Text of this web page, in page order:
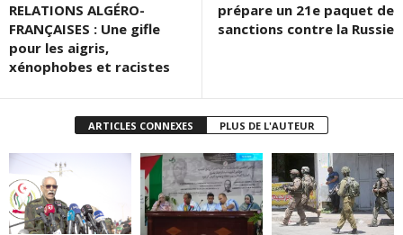
RELATIONS ALGÉRO-
FRANÇAISES : Une gifle
pour les aigris,
xénophobes et racistes
prépare un 21e paquet de
sanctions contre la Russie
ARTICLES CONNEXES PLUS DE L'AUTEUR